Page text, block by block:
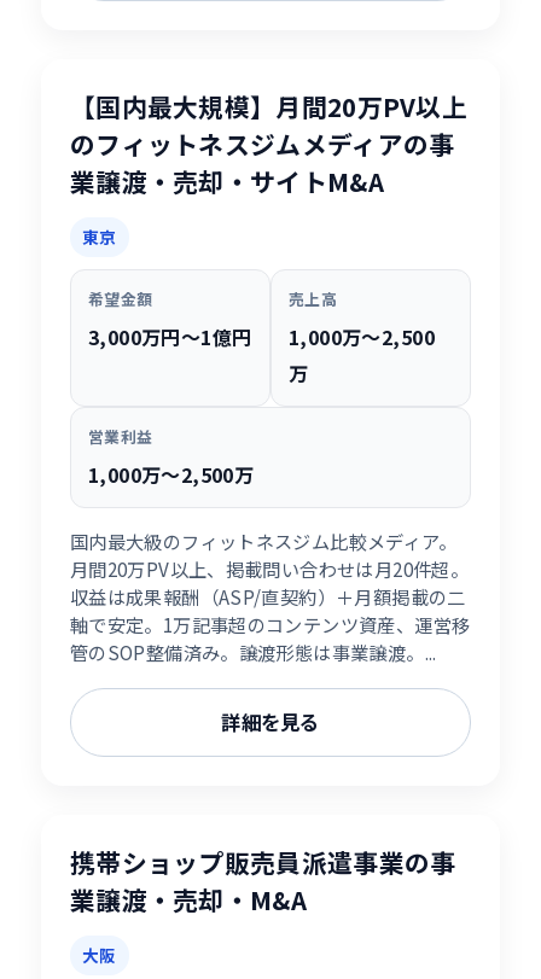
【国内最大規模】月間20万PV以上
のフィットネスジムメディアの事
業譲渡・売却・サイトM&A
東京
希望金額
3,000万円〜1億円
売上高
1,000万〜2,500
万
営業利益
1,000万〜2,500万
国内最大級のフィットネスジム比較メディア。
月間20万PV以上、掲載問い合わせは月20件超。
収益は成果報酬（ASP/直契約）＋月額掲載の二
軸で安定。1万記事超のコンテンツ資産、運営移
管のSOP整備済み。譲渡形態は事業譲渡。...
詳細を見る
携帯ショップ販売員派遣事業の事
業譲渡・売却・M&A
大阪